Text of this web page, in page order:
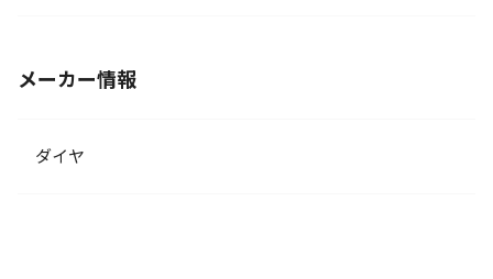
メーカー情報
ダイヤ